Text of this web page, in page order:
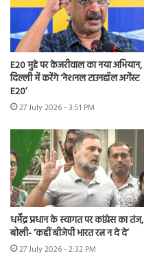
E20 मुद्दे पर केजरीवाल का नया अभियान,
दिल्ली में करेंगे ‘नेशनल टाउनहॉल अगेंस्ट
E20’
27 July 2026 - 3:51 PM
धर्मेंद्र प्रधान के स्वागत पर कांग्रेस का तंज,
बोली- ‘कहीं बीजेपी भारत रत्न न दे दे’
27 July 2026 - 2:32 PM